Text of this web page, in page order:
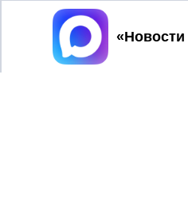
Принять